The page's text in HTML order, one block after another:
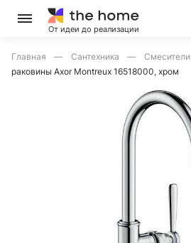
От идеи до реализации
Главная Сантехника Смесители
раковины Axor Montreux 16518000, хром